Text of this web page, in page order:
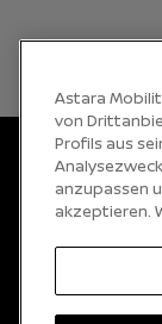
Sprache
DE FR IT
©
Astara
von
Profils aus
anzupassen
akzeptieren.